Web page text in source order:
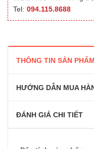
Tel: 094.115.8688
THÔNG TIN SẢN PHẨM
HƯỚNG DẪN MUA
ĐÁNH GIÁ CHI TIẾT